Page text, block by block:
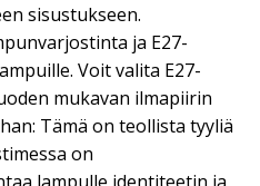
sisustukseen.
ja E27-
Voit valita E27-
mukavan ilmapiirin
Tämä on teollista tyyliä
on